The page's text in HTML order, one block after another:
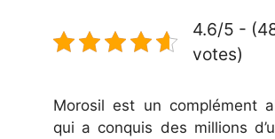
4.6/5 -
votes)
Morosil est un complément
qui a conquis des millions